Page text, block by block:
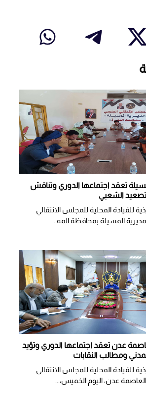
تعقد اجتماعها الدوري وتناقش
الشعبي
للقيادة المحلية للمجلس الانتقالي
المسيلة بمحافظة المه...
عدن تعقد اجتماعها الدوري وتؤيد
ومطالب النقابات
للقيادة المحلية للمجلس الانتقالي
عدن، اليوم الخميس،...